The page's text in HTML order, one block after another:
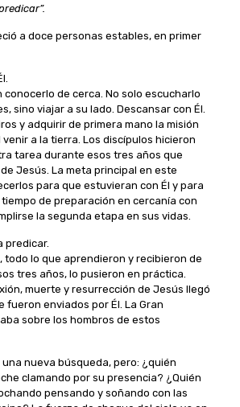
a doce personas estables, en primer
conocerlo de cerca. No solo escucharlo
sino viajar a su lado. Descansar con Él.
y adquirir de primera mano la misión
a la tierra. Los discípulos hicieron
tarea durante esos tres años que
Jesús. La meta principal en este
para que estuvieran con Él y para
de preparación en cercanía con
la segunda etapa en sus vidas.
predicar.
todo lo que aprendieron y recibieron de
tres años, lo pusieron en práctica.
muerte y resurrección de Jesús llegó
fueron enviados por Él. La Gran
sobre los hombros de estos
una nueva búsqueda, pero: ¿quién
clamando por su presencia? ¿Quién
pensando y soñando con las